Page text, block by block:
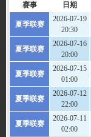
赛事
日期
夏季联赛
2026-07-19
20:30
夏季联赛
2026-07-16
20:00
夏季联赛
2026-07-15
01:00
夏季联赛
2026-07-12
22:00
夏季联赛
2026-07-11
02:00